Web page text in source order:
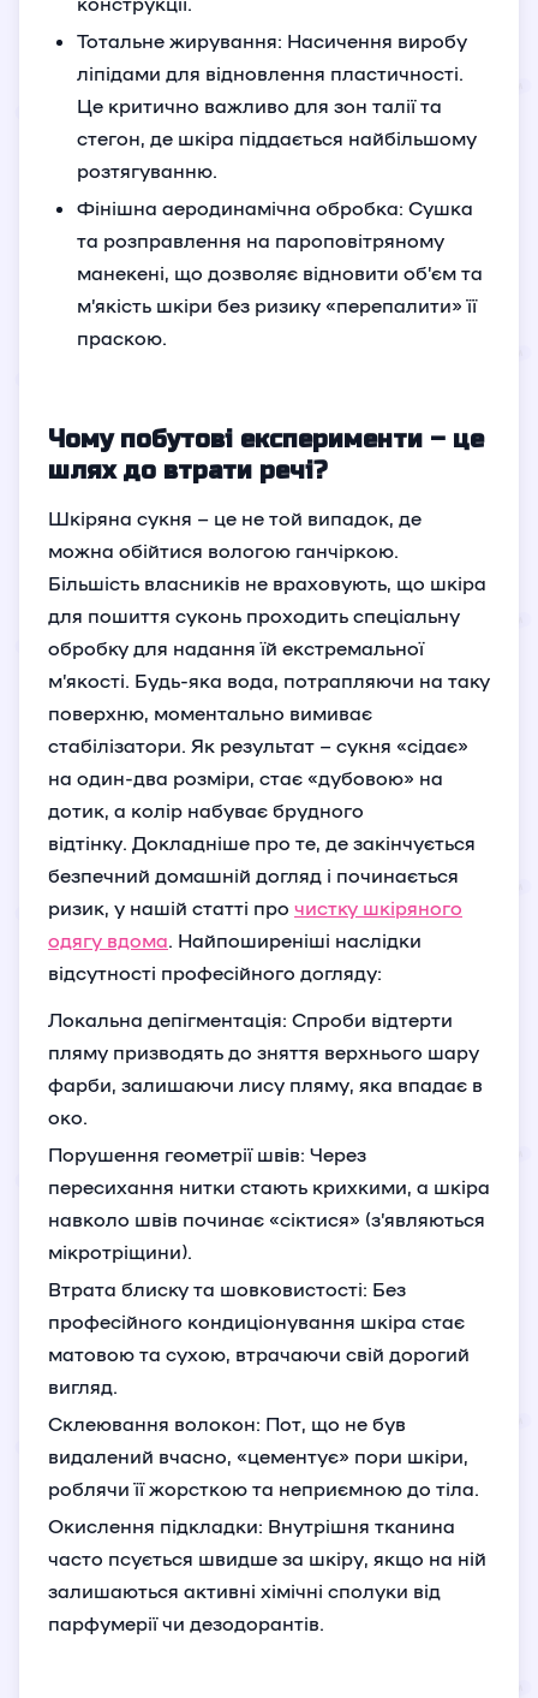
Тотальне жирування: Насичення виробу
ліпідами для відновлення пластичності.
Це критично важливо для зон талії та
стегон, де шкіра піддається найбільшому
розтягуванню.
Фінішна аеродинамічна обробка: Сушка
та розправлення на пароповітряному
манекені, що дозволяє відновити об’єм та
м’якість шкіри без ризику «перепалити» її
праскою.
Чому побутові експерименти – це
шлях до втрати речі?
Шкіряна сукня – це не той випадок, де
можна обійтися вологою ганчіркою.
Більшість власників не враховують, що шкіра
для пошиття суконь проходить спеціальну
обробку для надання їй екстремальної
м’якості. Будь-яка вода, потрапляючи на таку
поверхню, моментально вимиває
стабілізатори. Як результат – сукня «сідає»
на один-два розміри, стає «дубовою» на
дотик, а колір набуває брудного
відтінку. Докладніше про те, де закінчується
безпечний домашній догляд і починається
ризик, у нашій статті про чистку шкіряного
одягу вдома. Найпоширеніші наслідки
відсутності професійного догляду:
Локальна депігментація: Спроби відтерти
пляму призводять до зняття верхнього шару
фарби, залишаючи лису пляму, яка впадає в
око.
Порушення геометрії швів: Через
пересихання нитки стають крихкими, а шкіра
навколо швів починає «сіктися» (з’являються
мікротріщини).
Втрата блиску та шовковистості: Без
професійного кондиціонування шкіра стає
матовою та сухою, втрачаючи свій дорогий
вигляд.
Склеювання волокон: Пот, що не був
видалений вчасно, «цементує» пори шкіри,
роблячи її жорсткою та неприємною до тіла.
Окислення підкладки: Внутрішня тканина
часто псується швидше за шкіру, якщо на ній
залишаються активні хімічні сполуки від
парфумерії чи дезодорантів.